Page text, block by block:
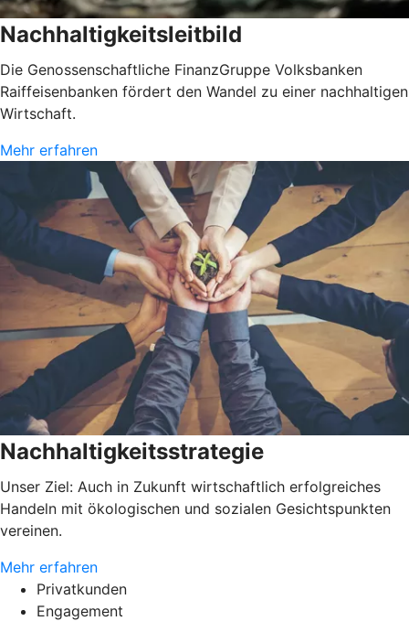
Nachhaltigkeitsleitbild
Die Genossenschaftliche FinanzGruppe Volksbanken
Raiffeisenbanken fördert den Wandel zu einer nachhaltigen
Wirtschaft.
Mehr erfahren
Nachhaltigkeitsstrategie
Unser Ziel: Auch in Zukunft wirtschaftlich erfolgreiches
Handeln mit ökologischen und sozialen Gesichtspunkten
vereinen.
Mehr erfahren
Privatkunden
Engagement